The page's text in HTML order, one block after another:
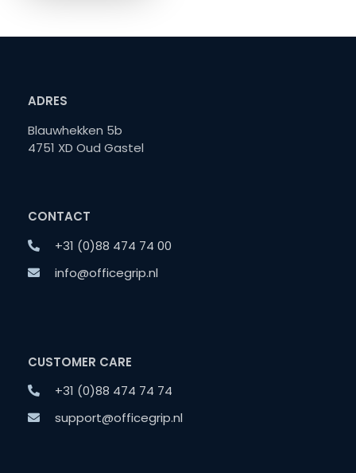
ADRES
Blauwhekken 5b
4751 XD Oud Gastel
CONTACT
+31 (0)88 474 74 00
info@officegrip.nl
CUSTOMER CARE
+31 (0)88 474 74 74
support@officegrip.nl